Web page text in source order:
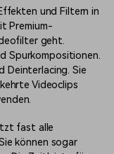
und Filtern in
Premium-
geht.
Spurkompositionen.
Deinterlacing. Sie
Videoclips
fast alle
können sogar